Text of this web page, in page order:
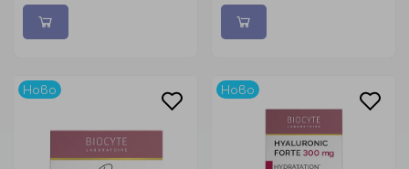
Ново Ново